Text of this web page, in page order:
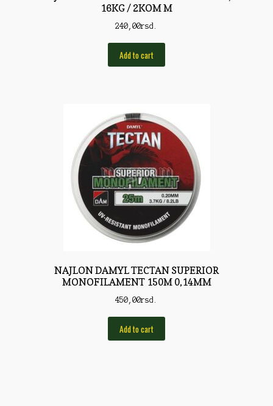
16KG / 2KOM M
240,00rsd.
Add to cart
NAJLON DAMYL TECTAN SUPERIOR
MONOFILAMENT 150M 0,14MM
450,00rsd.
Add to cart